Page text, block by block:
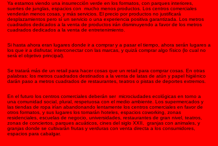
Ya estamos viendo una insurrección verde en los formatos, con parques interiores,
suertes de junglas, espacios con mucho menos productos. Los centros comerciales
venderán menos cosas, y más servicios. El precio por productos no justificará
desplazamientos pero sí un servicio o una experiencia positiva garantizada. Los metros
cuadrados dedicados a la venta de productos irán disminuyendo a favor de los metros
cuadrados dedicados a la venta de entretenimiento.
Si hasta ahora eran lugares donde ir a comprar y a pasar el tiempo, ahora serán lugares a
los que ir a disfrutar, interconectar con las marcas, y quizá comprar algo físico (lo cual no
será el objetivo principal).
Se tratará más de un retail para hacer cosas que un retail para comprar cosas. En otras
palabras: los metros cuadrados destinados a la venta de latas de atún y papel higiénico
darán paso a metros cuadrados de restaurantes, teatros o pistas de deportes extremos.
En el futuro los centros comerciales deberán ser microciudades ecológicas en torno a
una comunidad social, plural, respetuosa con el medio ambiente. Los supermercados y
las tiendas de ropa irían abandonando lentamente los centros comerciales en favor de
otros formatos, y sus lugares los tomarán hoteles, espacios coworking, zonas
residenciales, escuelas de negocio, universidades, restaurantes de gran nivel, teatros,
zonas de conciertos, parques acuáticos, cines del siglo XXII, granjas con animales, y
granjas donde se cultivarán frutas y verduras con venta directa a los consumidores,
espacios para cabalgar.